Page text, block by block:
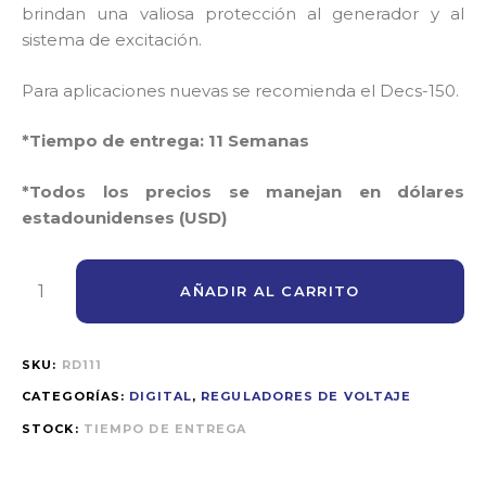
brindan una valiosa protección al generador y al
sistema de excitación.
Para aplicaciones nuevas se recomienda el Decs-150.
*Tiempo de entrega: 11 Semanas
*Todos los precios se manejan en dólares
estadounidenses (USD)
AÑADIR AL CARRITO
SKU: RD111
CATEGORÍAS: DIGITAL, REGULADORES DE VOLTAJE
STOCK: TIEMPO DE ENTREGA